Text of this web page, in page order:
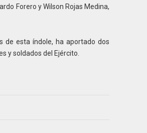
Forero y Wilson Rojas Medina,
de esta índole, ha aportado dos
y soldados del Ejército.